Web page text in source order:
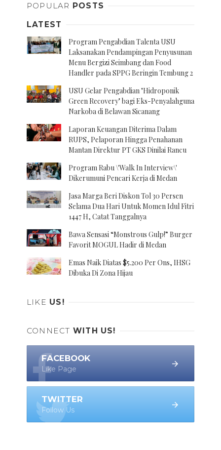
POPULAR POSTS
LATEST
Program Pengabdian Talenta USU
Laksanakan Pendampingan Penyusunan
Menu Bergizi Seimbang dan Food
Handler pada SPPG Beringin Tembung 2
USU Gelar Pengabdian "Hidroponik
Green Recovery" bagi Eks-Penyalahguna
Narkoba di Belawan Sicanang
Laporan Keuangan Diterima Dalam
RUPS, Pelaporan Hingga Penahanan
Mantan Direktur PT GKS Dinilai Rancu
Program Rabu \'Walk In Interview\'
Dikerumuni Pencari Kerja di Medan
Jasa Marga Beri Diskon Tol 30 Persen
Selama Dua Hari Untuk Momen Idul Fitri
1447 H, Catat Tanggalnya
Bawa Sensasi “Monstrous Gulp!” Burger
Favorit MOGUL Hadir di Medan
Emas Naik Diatas $5.200 Per Ons, IHSG
Dibuka Di Zona Hijau
LIKE US!
CONNECT WITH US!
FACEBOOK
Like Page
TWITTER
Follow Us